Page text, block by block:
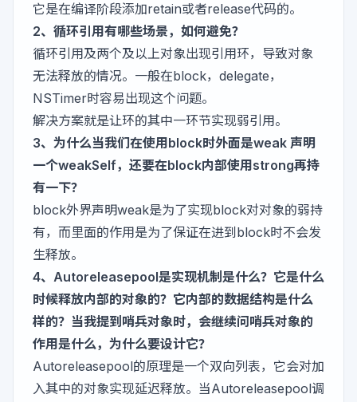
它是在编译阶段添加retain或者release代码的。
2、循环引用有哪些场景，如何避免？
循环引用及两个及以上对象出现引用环，导致对象
无法释放的情况。一般在block，delegate，
NSTimer时容易出现这个问题。
解决方案就是让环的其中一环节实现弱引用。
3、为什么当我们在使用block时外面是weak 声明
一个weakSelf，还要在block内部使用strong再持
有一下？
block外界声明weak是为了实现block对对象的弱持
有，而里面的作用是为了保证在进到block时不会发
生释放。
4、Autoreleasepool是实现机制是什么？它是什么
时候释放内部的对象的？它内部的数据结构是什么
样的？当我提到哨兵对象时，会继续问哨兵对象的
作用是什么，为什么要设计它？
Autoreleasepool的原理是一个双向列表，它会对加
入其中的对象实现延迟释放。当Autoreleasepool调